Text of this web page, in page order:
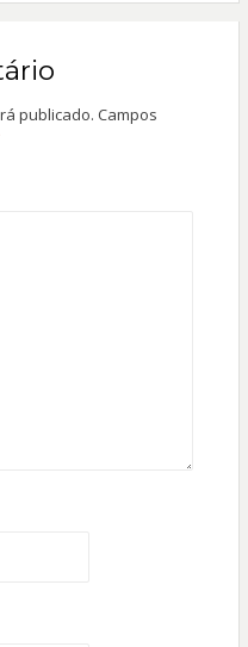
publicado. Campos